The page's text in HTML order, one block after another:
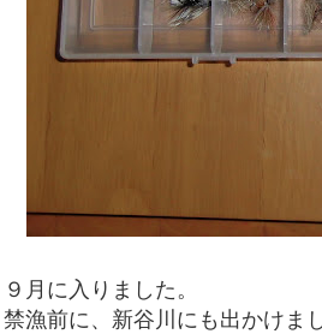
９月に入りました。
禁漁前に、新谷川にも出かけま